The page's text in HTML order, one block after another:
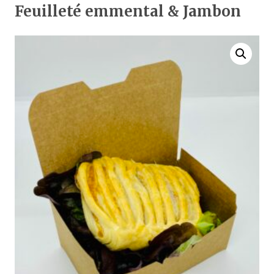
Feuilleté emmental & Jambon